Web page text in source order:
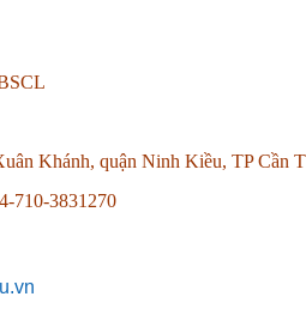
Khánh, quận Ninh Kiều, TP Cần
710-3831270